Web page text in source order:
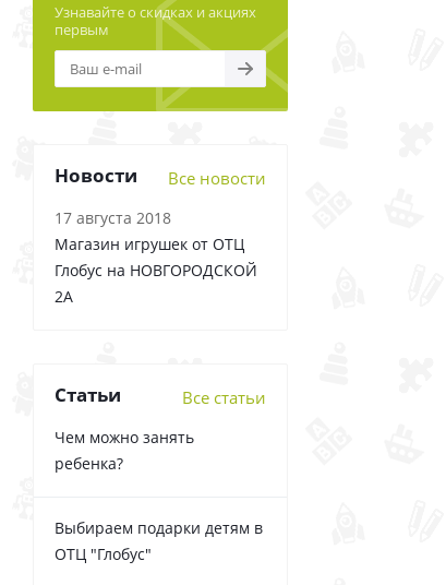
Узнавайте о скидках и акциях
первым
Новости Все новости
17 августа 2018
Магазин игрушек от ОТЦ
Глобус на НОВГОРОДСКОЙ
2А
Статьи Все статьи
Чем можно занять
ребенка?
Выбираем подарки детям в
ОТЦ "Глобус"